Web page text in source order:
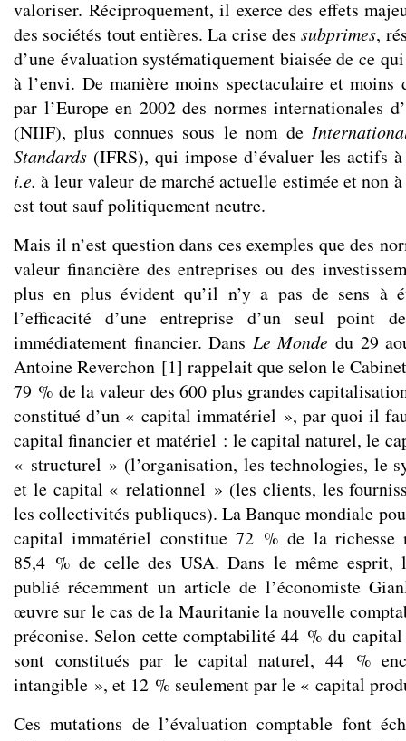
valoriser. Réciproquement, il exerce des effets
des sociétés tout entières. La crise dessubprimes,
d’une évaluation systématiquement biaisée de ce
à l’envi. De manière moins spectaculaire et moins
par l’Europe en 2002 des normes internationales
(NIIF), plus connues sous le nom de
Standards (IFRS), qui impose d’évaluer les actifs
i.e. à leur valeur de marché actuelle estimée et non
est tout sauf politiquement neutre.
Mais il n’est question dans ces exemples que des
valeur financière des entreprises ou des
plus en plus évident qu’il n’y a pas de sens à
l’efficacité d’une entreprise d’un seul point
immédiatement financier. Dans Le Monde du 29
Antoine Reverchon [1] rappelait que selon le
79 % de la valeur des 600 plus grandes
constitué d’un « capital immatériel », par quoi il
capital financier et matériel : le capital naturel, le
« structurel » (l’organisation, les technologies, le
et le capital « relationnel » (les clients, les
les collectivités publiques). La Banque mondiale
capital immatériel constitue 72 % de la richesse
85,4 % de celle des USA. Dans le même esprit,
publié récemment un article de l’économiste
œuvre sur le cas de la Mauritanie la nouvelle
préconise. Selon cette comptabilité 44 % du
sont constitués par le capital naturel, 44 %
intangible », et 12 % seulement par le « capital
Ces mutations de l’évaluation comptable font